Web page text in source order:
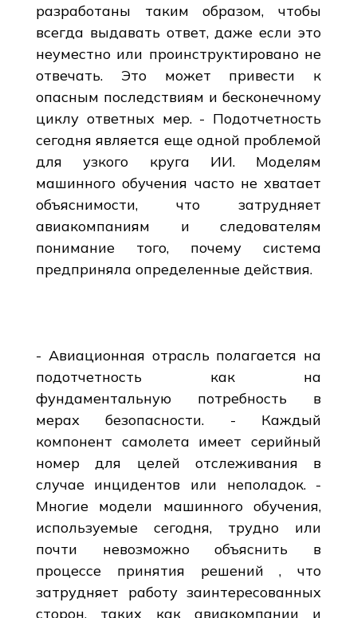
разработаны таким образом, чтобы
всегда выдавать ответ, даже если это
неуместно или проинструктировано не
отвечать. Это может привести к
опасным последствиям и бесконечному
циклу ответных мер. - Подотчетность
сегодня является еще одной проблемой
для узкого круга ИИ. Моделям
машинного обучения часто не хватает
объяснимости, что затрудняет
авиакомпаниям и следователям
понимание того, почему система
предприняла определенные действия.
- Авиационная отрасль полагается на
подотчетность как на
фундаментальную потребность в
мерах безопасности. - Каждый
компонент самолета имеет серийный
номер для целей отслеживания в
случае инцидентов или неполадок. -
Многие модели машинного обучения,
используемые сегодня, трудно или
почти невозможно объяснить в
процессе принятия решений , что
затрудняет работу заинтересованных
сторон, таких как авиакомпании и